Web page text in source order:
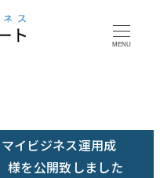
MENU
イビジネス運用成
様を公開致しました